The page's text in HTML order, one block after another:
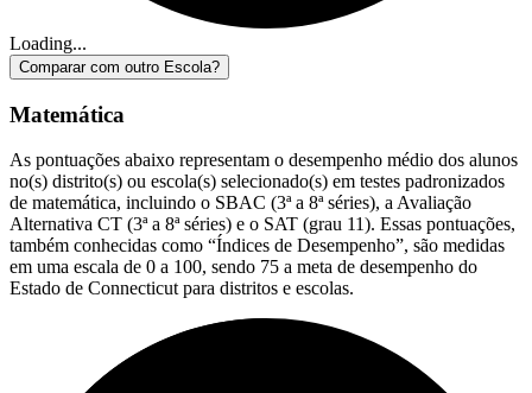
Loading...
Comparar com outro Escola?
Matemática
As pontuações abaixo representam o desempenho médio dos alunos
no(s) distrito(s) ou escola(s) selecionado(s) em testes padronizados
de matemática, incluindo o SBAC (3ª a 8ª séries), a Avaliação
Alternativa CT (3ª a 8ª séries) e o SAT (grau 11). Essas pontuações,
também conhecidas como “Índices de Desempenho”, são medidas
em uma escala de 0 a 100, sendo 75 a meta de desempenho do
Estado de Connecticut para distritos e escolas.